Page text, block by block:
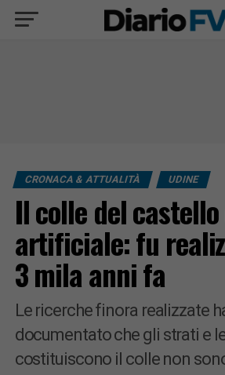
CRONACA & ATTUALITÀ UDINE
Il colle del
artificiale: fu
3 mila anni fa
Le ricerche finora realizzate
documentato che gli strati e
costituiscono il colle non